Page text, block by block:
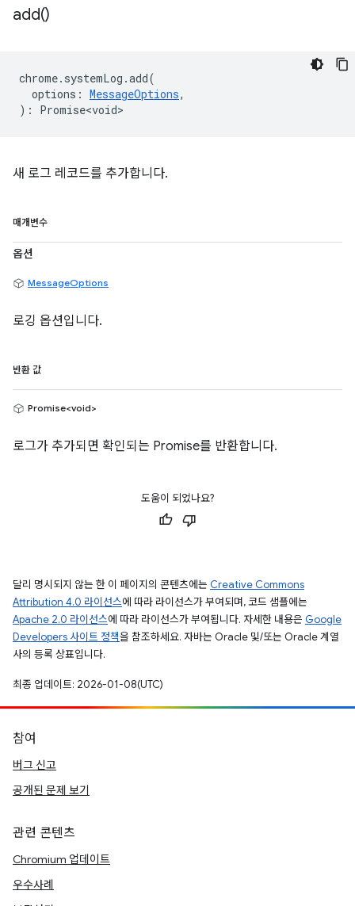
add()
chrome. systemLog .add(
options : MessageOptions,
) : Promise<void>
새 로그 레코드를 추가합니다.
매개변수
옵션
MessageOptions
로깅 옵션입니다.
반환 값
Promise<void>
로그가 추가되면 확인되는 Promise를 반환합니다.
도움이 되었나요?
달리 명시되지 않는 한 이 페이지의 콘텐츠에는 Creative Commons
Attribution 4.0 라이선스에 따라 라이선스가 부여되며, 코드 샘플에는
Apache 2.0 라이선스에 따라 라이선스가 부여됩니다. 자세한 내용은 Google
Developers 사이트 정책을 참조하세요. 자바는 Oracle 및/또는 Oracle 계열
사의 등록 상표입니다.
최종 업데이트: 2026-01-08(UTC)
참여
버그 신고
공개된 문제 보기
관련 콘텐츠
Chromium 업데이트
우수사례